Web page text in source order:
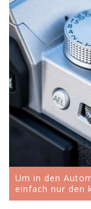
Um in den
einfach nur den